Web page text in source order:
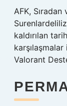
AFK,
kaldırılan
Valorant